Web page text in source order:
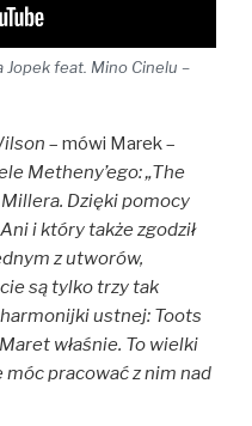
feat. Mino Cinelu –
– mówi Marek –
Metheny’ego: „The
Dzięki pomocy
i który także zgodził
z utworów,
są tylko trzy tak
ustnej: Toots
właśnie. To wielki
móc pracować z nim nad